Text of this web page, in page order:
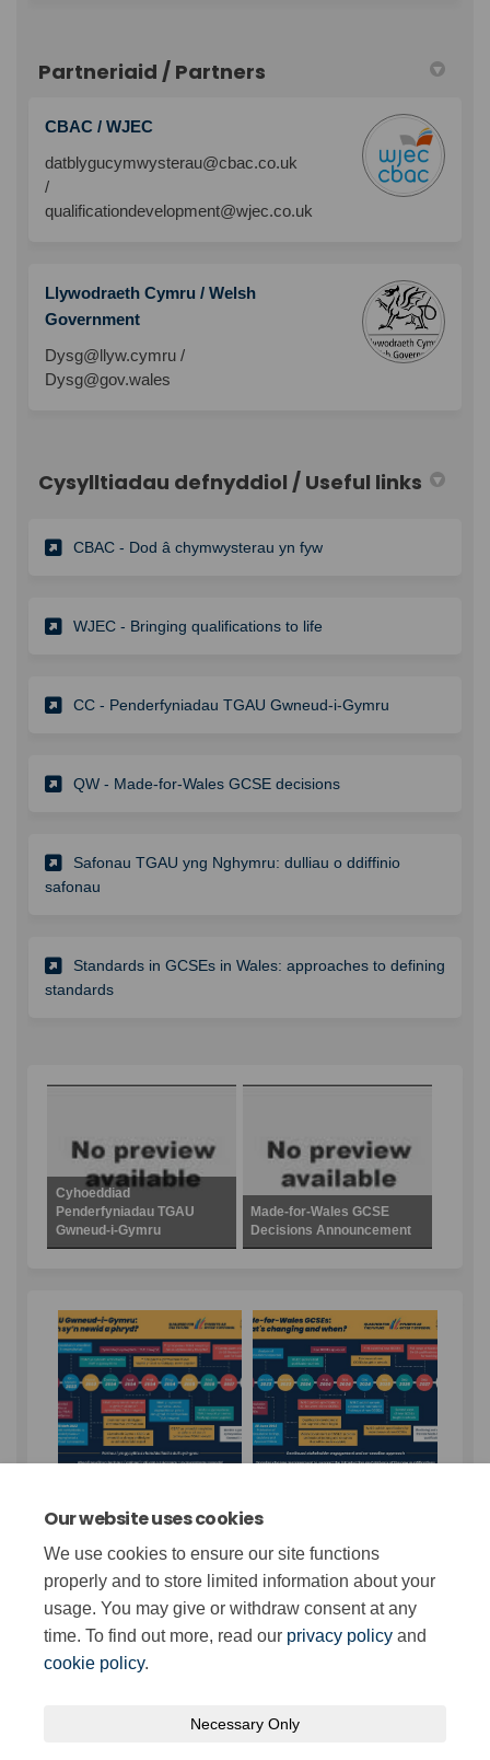
Our website uses cookies
We use cookies to ensure our site functions
properly and to store limited information about your
usage. You may give or withdraw consent at any
time. To find out more, read our privacy policy and
cookie policy.
Necessary Only
Partneriaid / Partners
CBAC / WJEC
datblygucymwysterau@cbac.co.uk
/
qualificationdevelopment@wjec.co.uk
Llywodraeth Cymru / Welsh
Government
Dysg@llyw.cymru /
Dysg@gov.wales
Cysylltiadau defnyddiol / Useful links
CBAC - Dod â chymwysterau yn fyw(External link)
WJEC - Bringing qualifications to life
CC - Penderfyniadau TGAU Gwneud-i-Gymru
QW - Made-for-Wales GCSE decisions
Safonau TGAU yng Nghymru: dulliau o ddiffinio
safonau
Standards in GCSEs in Wales: approaches to defining
standards
Cyhoeddiad
Penderfyniadau TGAU
Gwneud-i-Gymru
Made-for-Wales GCSE
Decisions Announcement
Important Links
This section is empty